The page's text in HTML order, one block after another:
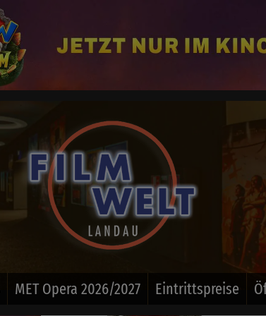
MET Opera 2026/2027 Eintrittspreise